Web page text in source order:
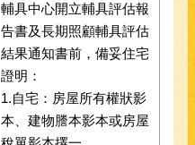
輔具中心開立輔具評估報
告書及長期照顧輔具評估
結果通知書前，備妥住宅
證明：
1.自宅：房屋所有權狀影
本、建物謄本影本或房屋